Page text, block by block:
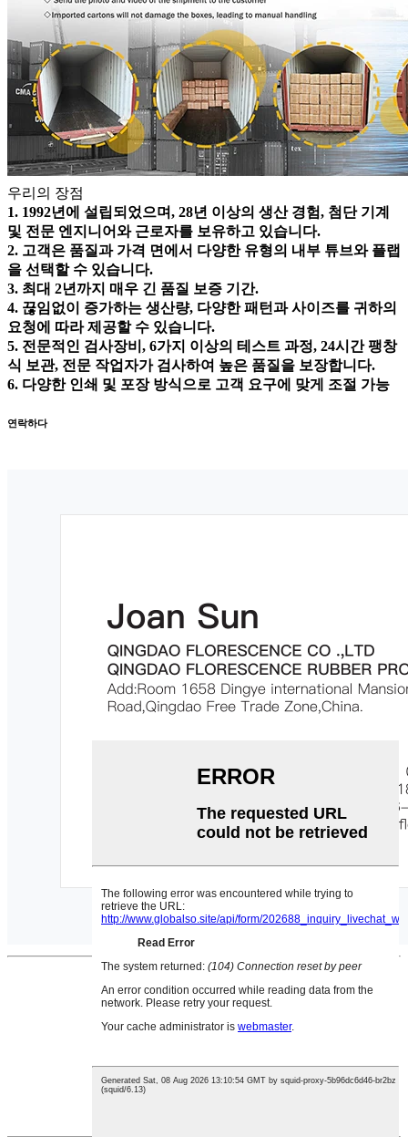
우리의 장점
1. 1992년에 설립되었으며, 28년 이상의 생산 경험, 첨단 기계
및 전문 엔지니어와 근로자를 보유하고 있습니다.
2. 고객은 품질과 가격 면에서 다양한 유형의 내부 튜브와 플랩
을 선택할 수 있습니다.
3. 최대 2년까지 매우 긴 품질 보증 기간.
4. 끊임없이 증가하는 생산량, 다양한 패턴과 사이즈를 귀하의
요청에 따라 제공할 수 있습니다.
5. 전문적인 검사장비, 6가지 이상의 테스트 과정, 24시간 팽창
식 보관, 전문 작업자가 검사하여 높은 품질을 보장합니다.
6. 다양한 인쇄 및 포장 방식으로 고객 요구에 맞게 조절 가능
연락하다